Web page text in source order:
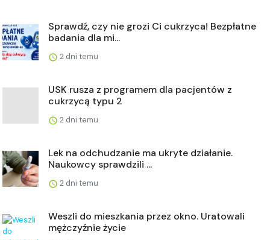
Sprawdź, czy nie grozi Ci cukrzyca! Bezpłatne
badania dla mi...
2 dni temu
USK rusza z programem dla pacjentów z
cukrzycą typu 2
2 dni temu
Lek na odchudzanie ma ukryte działanie.
Naukowcy sprawdzili ...
2 dni temu
Weszli do mieszkania przez okno. Uratowali
mężczyźnie życie